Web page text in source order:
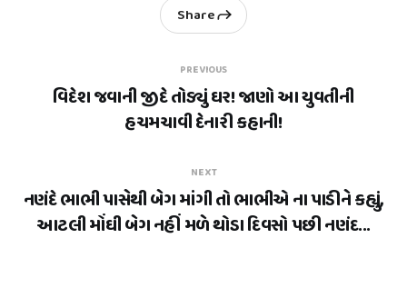
PREVIOUS
વિદેશ જવાની જીદે તોડ્યું ઘર! જાણો આ યુવતીની
હચમચાવી દેનારી કહાની!
Share
NEXT
નણંદે ભાભી પાસેથી બેગ માંગી તો ભાભીએ ના પાડીને કહ્યું,
આટલી મોંઘી બેગ નહીં મળે થોડા દિવસો પછી નણંદ...